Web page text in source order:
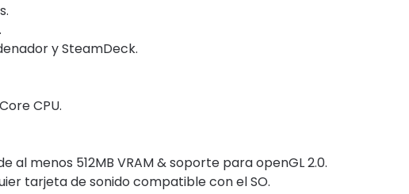
y SteamDeck.
CPU.
al menos 512MB VRAM & soporte para openGL 2.0.
tarjeta de sonido compatible con el SO.